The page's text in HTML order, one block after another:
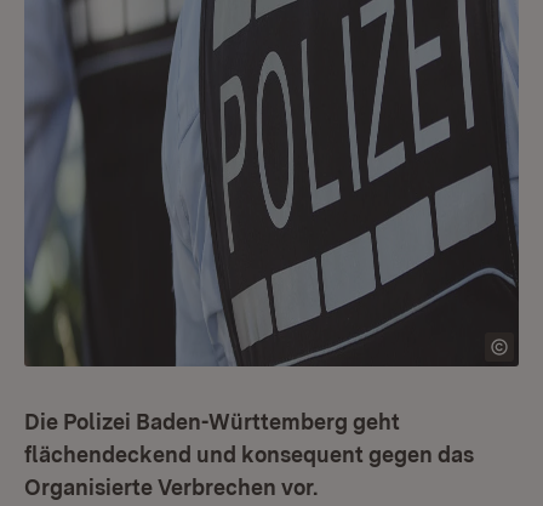
Die Polizei Baden-Württemberg geht
flächendeckend und konsequent gegen das
Organisierte Verbrechen vor.